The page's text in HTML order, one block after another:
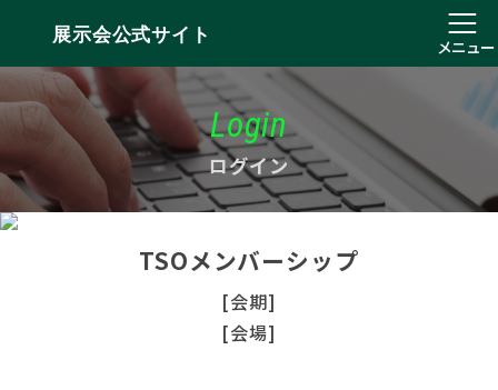
展示会公式サイト
メニュー
Login
ログイン
TSOメンバーシップ
[会期]
[会場]